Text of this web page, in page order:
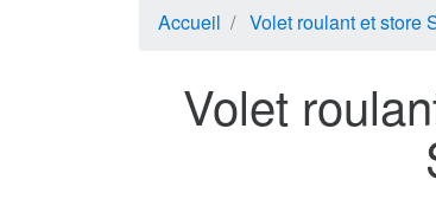
Accueil Volet roulant et store
Volet